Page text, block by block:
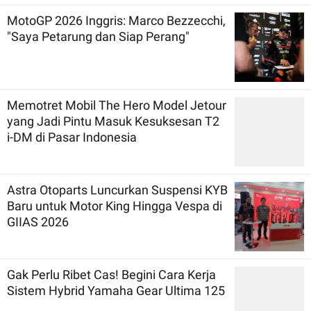
MotoGP 2026 Inggris: Marco Bezzecchi,
"Saya Petarung dan Siap Perang"
Memotret Mobil The Hero Model Jetour
yang Jadi Pintu Masuk Kesuksesan T2
i-DM di Pasar Indonesia
Astra Otoparts Luncurkan Suspensi KYB
Baru untuk Motor King Hingga Vespa di
GIIAS 2026
Gak Perlu Ribet Cas! Begini Cara Kerja
Sistem Hybrid Yamaha Gear Ultima 125